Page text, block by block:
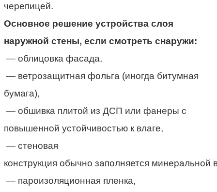
черепицей.
Основное решение устройства слоя
наружной стены, если смотреть снаружи:
— облицовка фасада,
— ветрозащитная фольга (иногда битумная
бумага),
— обшивка плитой из ДСП или фанеры с
повышенной устойчивостью к влаге,
— стеновая
конструкция обычно заполняется минеральной
— пароизоляционная пленка,